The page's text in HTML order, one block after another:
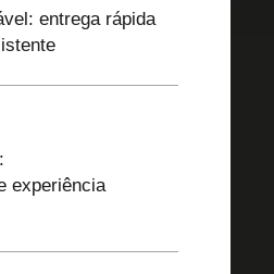
entrega rápida
experiência